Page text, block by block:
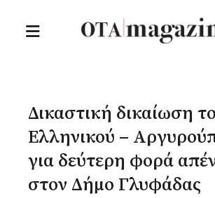
Δικαστική δικαίωση
Ελληνικού –
για δεύτερη φορά
στον Δήμο Γλυφάδας